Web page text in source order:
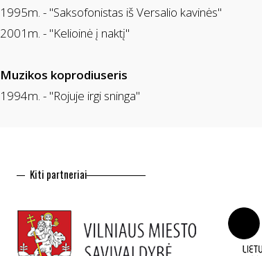
1995m. - "Saksofonistas iš Versalio kavinės"
2001m. - "Kelioinė į naktį"
Muzikos koprodiuseris
1994m. - "Rojuje irgi sninga"
Kiti partneriai